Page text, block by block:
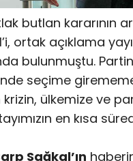
butlan kararının
ortak açıklama
bulunmuştu.
seçime
krizin, ülkemize ve
en kısa
Sağkal’ın